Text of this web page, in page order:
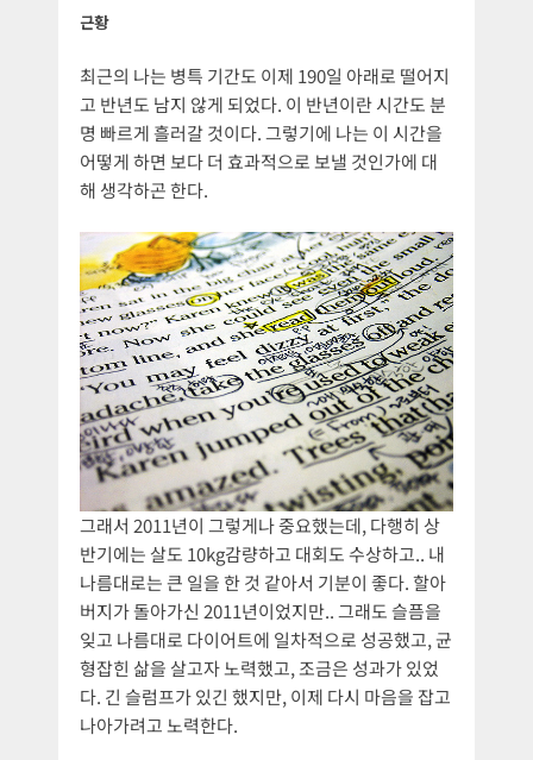
근황
최근의 나는 병특 기간도 이제 190일 아래로 떨어지
고 반년도 남지 않게 되었다. 이 반년이란 시간도 분
명 빠르게 흘러갈 것이다. 그렇기에 나는 이 시간을
어떻게 하면 보다 더 효과적으로 보낼 것인가에 대
해 생각하곤 한다.
그래서 2011년이 그렇게나 중요했는데, 다행히 상
반기에는 살도 10kg감량하고 대회도 수상하고.. 내
나름대로는 큰 일을 한 것 같아서 기분이 좋다. 할아
버지가 돌아가신 2011년이었지만.. 그래도 슬픔을
잊고 나름대로 다이어트에 일차적으로 성공했고, 균
형잡힌 삶을 살고자 노력했고, 조금은 성과가 있었
다. 긴 슬럼프가 있긴 했지만, 이제 다시 마음을 잡고
나아가려고 노력한다.